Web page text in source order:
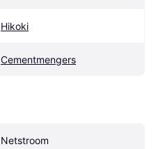
Hikoki
Cementmengers
Netstroom